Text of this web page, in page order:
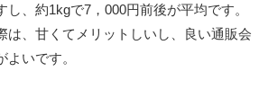
、約1kgで7，000円前後が平均です。
は、甘くてメリットしいし、良い通販会
いです。